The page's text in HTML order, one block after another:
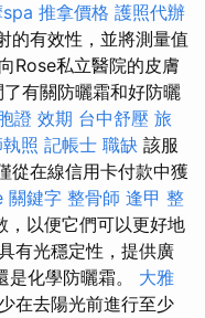
推拿價格 護照代辦
的有效性，並將測量值
Rose私立醫院的皮膚
有關防曬霜和好防曬
證 效期 台中舒壓 旅
照 記帳士 職缺 該服
從在線信用卡付款中獲
關鍵字 整骨師 逢甲 整
，以便它們可以更好地
有光穩定性，提供廣
化學防曬霜。 大雅
在去陽光前進行至少